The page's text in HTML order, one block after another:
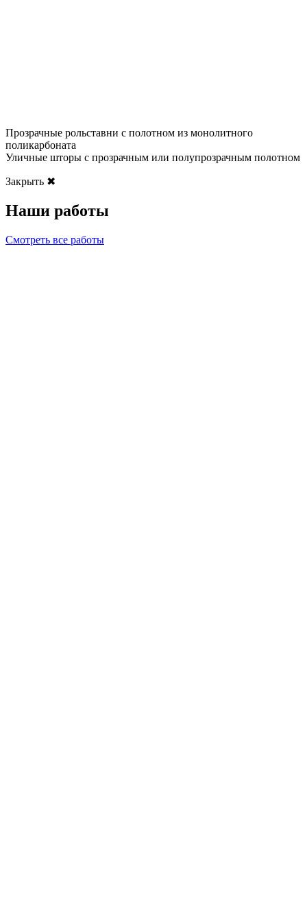
Прозрачные рольставни с полотном из монолитного
поликарбоната
Уличные шторы с прозрачным или полупрозрачным полотном
Закрыть ✖
Наши работы
Смотреть все работы